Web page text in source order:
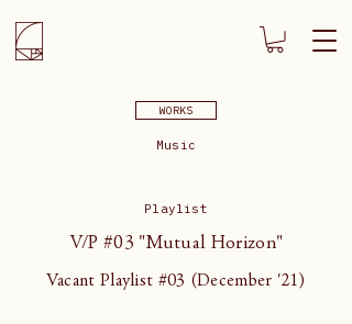
WORKS
Music
Playlist
V/P #03 "Mutual Horizon"
Vacant Playlist #03 (December '21)